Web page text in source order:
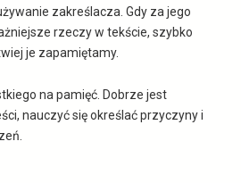
zakreślacza. Gdy za jego
rzeczy w tekście, szybko
je zapamiętamy.
na pamięć. Dobrze jest
nauczyć się określać przyczyny i